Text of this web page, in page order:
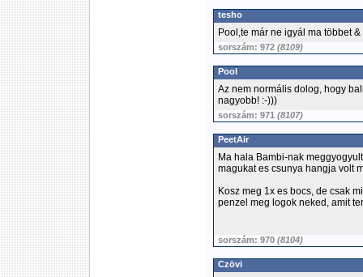
tesho
Pool,te már ne igyál ma többet
sorszám: 972 (8109)
Pool
Az nem normális dolog, hogy
nagyobb! :-)))
sorszám: 971 (8107)
PeetAir
Ma hala Bambi-nak
magukat es csunya hangja volt
Kosz meg 1x es bocs, de csak
penzel meg logok neked, amit
sorszám: 970 (8104)
Czövi